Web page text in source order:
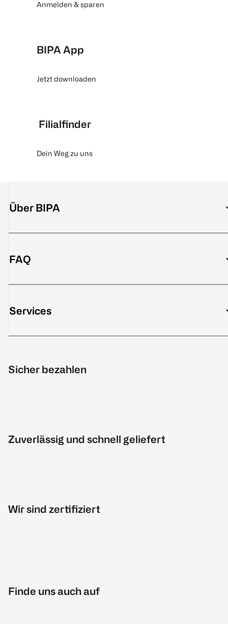
Anmelden & sparen
BIPA App
Jetzt downloaden
Filialfinder
Dein Weg zu uns
Über BIPA
FAQ
Services
Sicher bezahlen
Zuverlässig und schnell geliefert
Wir sind zertifiziert
Finde uns auch auf